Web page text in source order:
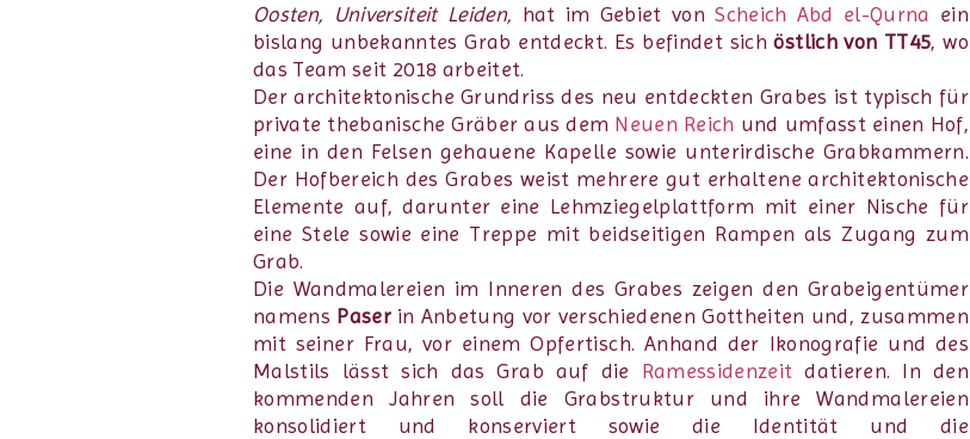
Oosten, Universiteit Leiden, hat im Gebiet vonScheich Abd el-Qurna ein
bislang unbekanntes Grab entdeckt. Es befindet sichöstlich von TT45, wo
das Team seit 2018 arbeitet.
Der architektonische Grundriss des neu entdeckten Grabes ist typisch für
private thebanische Gräber aus dem Neuen Reich und umfasst einen Hof,
eine in den Felsen gehauene Kapelle sowie unterirdische Grabkammern.
Der Hofbereich des Grabes weist mehrere gut erhaltene architektonische
Elemente auf, darunter eine Lehmziegelplattform mit einer Nische für
eine Stele sowie eine Treppe mit beidseitigen Rampen als Zugang zum
Grab.
Die Wandmalereien im Inneren des Grabes zeigen den Grabeigentümer
namens Paserin Anbetung vor verschiedenen Gottheiten und, zusammen
mit seiner Frau, vor einem Opfertisch. Anhand der Ikonografie und des
Malstils lässt sich das Grab auf die Ramessidenzeit datieren. In den
kommenden Jahren soll die Grabstruktur und ihre Wandmalereien
konsolidiert und konserviert sowie die Identität und die